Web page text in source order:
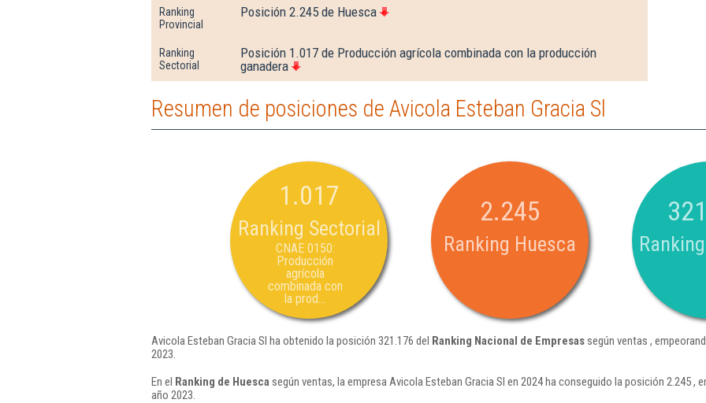
Ranking
Provincial
Posición 2.245 de Huesca
Ranking
Sectorial
Posición 1.017 de Producción agrícola combinada con la producción
ganadera
Resumen de posiciones de Avicola Esteban Gracia Sl
1.017
Ranking Sectorial
CNAE 0150:
Producción
agrícola
combinada con
la prod...
2.245
Ranking Huesca
Avicola Esteban Gracia Sl ha obtenido la posición 321.176 del Ranking Nacional de Empresassegún ventas ,
2023.
En el Ranking de Huesca según ventas, la empresa Avicola Esteban Gracia Sl en 2024 ha conseguido la posición 2.245 ,
año 2023.